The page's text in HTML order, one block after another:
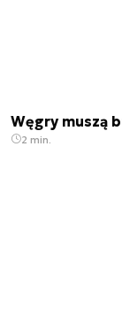
Węgry muszą
2 min.